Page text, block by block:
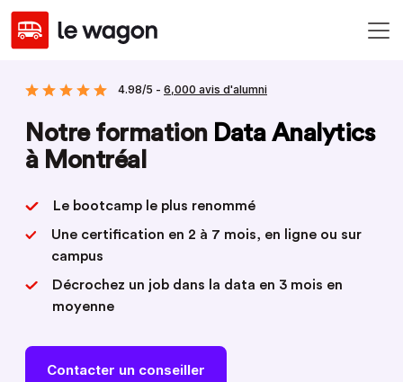
4.98/5 - 6,000 avis d'alumni
Notre formation Data Analytics
à Montréal
Le bootcamp le plus renommé
Une certification en 2 à 7 mois, en ligne ou sur
campus
Décrochez un job dans la data en 3 mois en
moyenne
Contacter un conseiller